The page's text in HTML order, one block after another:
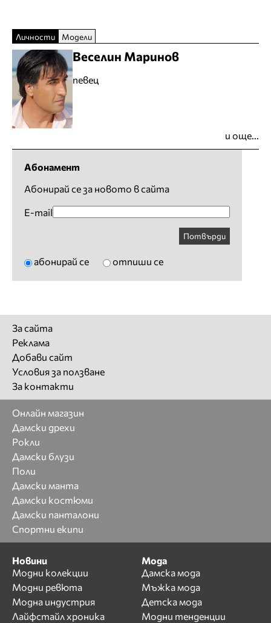
Личности Модели
Веселин Маринов
певец
и още...
Абонамент
Абонирай се за новото в сайта
E-mail
Потвърди
абонирай се отпиши се
За сайта
Реклама
Добави сайт
Условия за ползване
За контакти
Онлайн магазин
Дамски дрехи
Рокли
Дамски блузи
Поли
Дамски манта
Дамски костюми
Дамски панталони
Спортни екипи
Новини
Модни колекции
Модни ревюта
Модна индустрия
Лайфстайл хроника
Мода
Дамска мода
Мъжка мода
Детска мода
Модни тенденции